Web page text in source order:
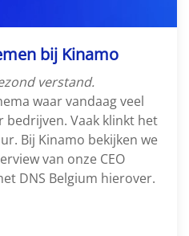
bij Kinamo
verstand.
waar vandaag veel
Vaak klinkt het
Bij Kinamo bekijken we
van onze CEO
DNS Belgium hierover.